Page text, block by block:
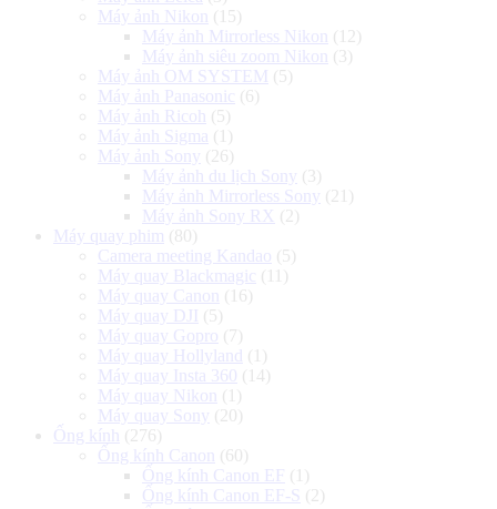
Máy ảnh Nikon
(15)
Máy ảnh Mirrorless Nikon
(12)
Máy ảnh siêu zoom Nikon
(3)
Máy ảnh OM SYSTEM (5)
Máy ảnh Panasonic (6)
Máy ảnh Ricoh
(5)
Máy ảnh Sigma (1)
Máy ảnh Sony (26)
Máy ảnh du lịch Sony (3)
Máy ảnh Mirrorless Sony (21)
Máy ảnh Sony RX (2)
Máy quay phim (80)
Camera meeting Kandao (5)
Máy quay Blackmagic (11)
Máy quay Canon
(16)
Máy quay DJI (5)
Máy quay Gopro (7)
Máy quay Hollyland
(1)
Máy quay Insta 360 (14)
Máy quay Nikon
(1)
Máy quay Sony (20)
Ống kính
(276)
Ống kính Canon
(60)
Ống kính Canon EF
(1)
Ống kính Canon EF-S (2)